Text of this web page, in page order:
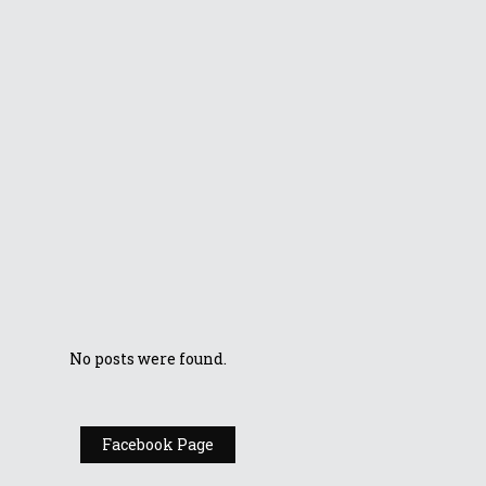
No posts were found.
Facebook Page